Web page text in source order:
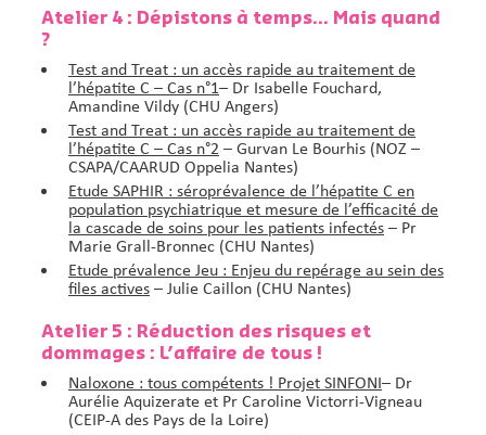
Atelier 4 : Dépistons à temps… Mais quand
?
Test and Treat : un accès rapide au traitement de
l’hépatite C – Cas n°1– Dr Isabelle Fouchard,
Amandine Vildy (CHU Angers)
Test and Treat : un accès rapide au traitement de
l’hépatite C – Cas n°2 – Gurvan Le Bourhis (NOZ –
CSAPA/CAARUD Oppelia Nantes)
Etude SAPHIR : séroprévalence de l’hépatite C en
population psychiatrique et mesure de l’efficacité de
la cascade de soins pour les patients infectés – Pr
Marie Grall-Bronnec (CHU Nantes)
Etude prévalence Jeu : Enjeu du repérage au sein des
files actives – Julie Caillon (CHU Nantes)
Atelier 5 : Réduction des risques et
dommages : L’affaire de tous !
Naloxone : tous compétents ! Projet SINFONI – Dr
Aurélie Aquizerate et Pr Caroline Victorri-Vigneau
(CEIP-A des Pays de la Loire)